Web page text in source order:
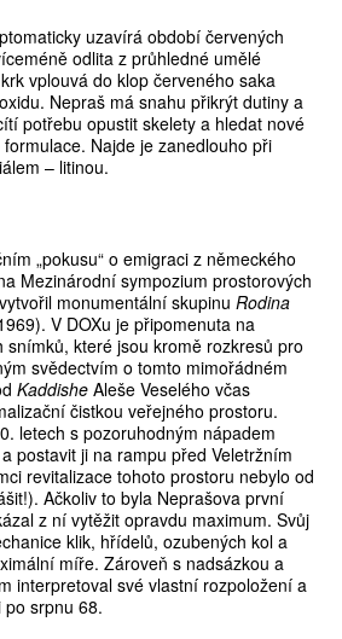
uzavírá období červených
odlita z průhledné umělé
vplouvá do klop červeného saka
Nepraš má snahu přikrýt dutiny a
potřebu opustit skelety a hledat nové
Najde je zanedlouho při
– litinou.
„pokusu“ o emigraci z německého
Mezinárodní sympozium prostorových
monumentální skupinu Rodina
V DOXu je připomenuta na
snímků, které jsou kromě rozkresů pro
svědectvím o tomto mimořádném
Kaddishe Aleše Veselého včas
čistkou veřejného prostoru.
letech s pozoruhodným nápadem
postavit ji na rampu před Veletržním
revitalizace tohoto prostoru nebylo od
Ačkoliv to byla Neprašova první
z ní vytěžit opravdu maximum. Svůj
klik, hřídelů, ozubených kol a
míře. Zároveň s nadsázkou a
interpretoval své vlastní rozpoložení a
srpnu 68.